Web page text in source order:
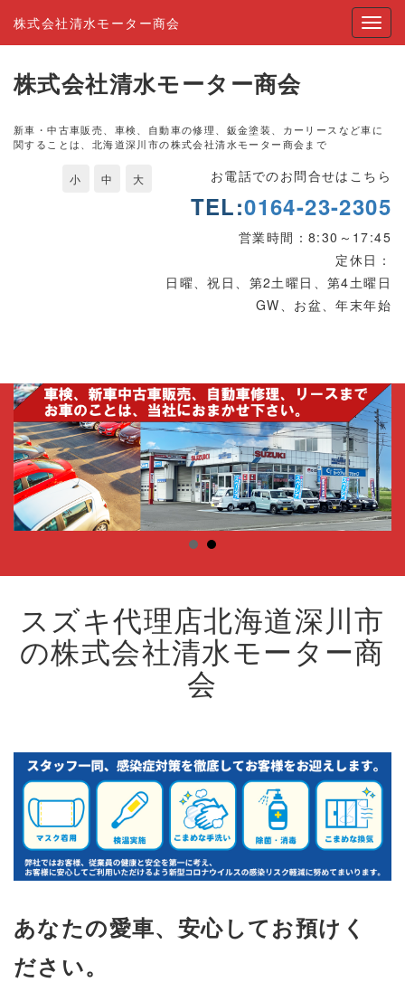
株式会社清水モーター商会
株式会社清水モーター商会
新車・中古車販売、車検、自動車の修理、鈑金塗装、カーリースなど車に
関することは、北海道深川市の株式会社清水モーター商会まで
お電話でのお問合せはこちら
TEL:0164-23-2305
営業時間：8:30～17:45
定休日：
日曜、祝日、第2土曜日、第4土曜日
GW、お盆、年末年始
小 中 大
スズキ代理店北海道深川市
の株式会社清水モーター商
会
あなたの愛車、 安心してお預けく
ださい。